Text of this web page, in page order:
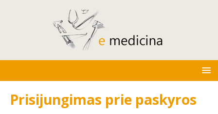
Prisijungimas prie paskyros